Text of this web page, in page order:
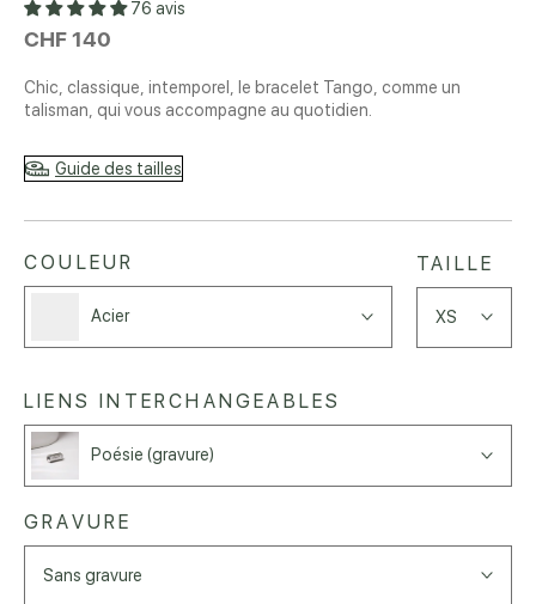
76 avis
CHF 140
Chic, classique, intemporel, le bracelet Tango, comme un
talisman, qui vous accompagne au quotidien.
Guide des tailles
COULEUR
Acier
TAILLE
XS
LIENS INTERCHANGEABLES
Poésie (gravure)
GRAVURE
Sans gravure